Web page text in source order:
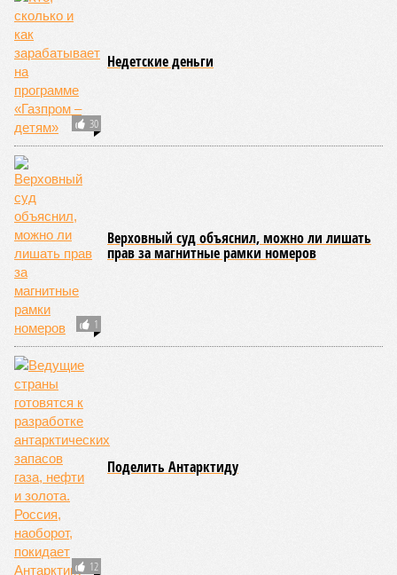
30
Недетские деньги
1
Верховный суд объяснил, можно ли лишать
прав за магнитные рамки номеров
12
Поделить Антарктиду